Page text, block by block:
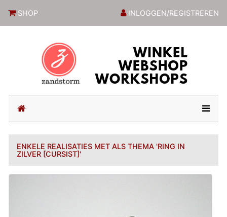
SHOP INLOGGEN/REGISTREREN
(current)
ENKELE REALISATIES MET ALS THEMA 'RING IN
ZILVER [CURSIST]'